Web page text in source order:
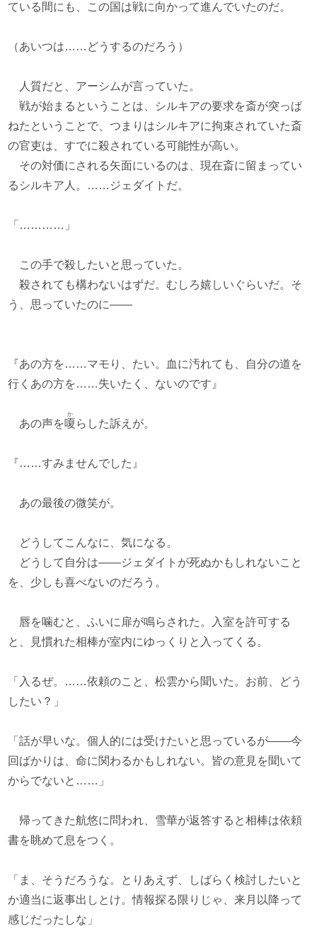
ている間にも、この国は戦に向かって進んでいたのだ。
（あいつは……どうするのだろう）
人質だと、アーシムが言っていた。
戦が始まるということは、シルキアの要求を斎が突っぱ
ねたということで、つまりはシルキアに拘束されていた斎
の官吏は、すでに殺されている可能性が高い。
その対価にされる矢面にいるのは、現在斎に留まってい
るシルキア人。……ジェダイトだ。
「…………」
この手で殺したいと思っていた。
殺されても構わないはずだ。むしろ嬉しいぐらいだ。そ
う、思っていたのに――
『あの方を……マモり、たい。血に汚れても、自分の道を
行くあの方を……失いたく、ないのです』
あの声を嗄
か
らした訴えが。
『……すみませんでした』
あの最後の微笑が。
どうしてこんなに、気になる。
どうして自分は――ジェダイトが死ぬかもしれないこと
を、少しも喜べないのだろう。
唇を噛むと、ふいに扉が鳴らされた。入室を許可する
と、見慣れた相棒が室内にゆっくりと入ってくる。
「入るぜ。……依頼のこと、松雲から聞いた。お前、どう
したい？」
「話が早いな。個人的には受けたいと思っているが――今
回ばかりは、命に関わるかもしれない。皆の意見を聞いて
からでないと……」
帰ってきた航悠に問われ、雪華が返答すると相棒は依頼
書を眺めて息をつく。
「ま、そうだろうな。とりあえず、しばらく検討したいと
か適当に返事出しとけ。情報探る限りじゃ、来月以降って
感じだったしな」